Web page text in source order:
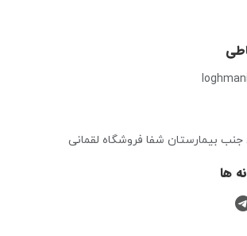
بیمارستان شفا فروشگاه لقمانی
ها